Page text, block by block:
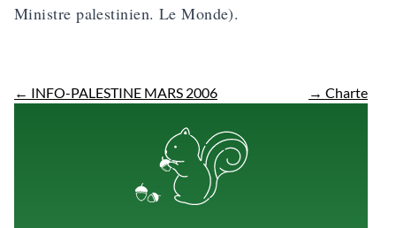
Ministre palestinien. Le Monde).
← INFO-PALESTINE MARS 2006 → Charte